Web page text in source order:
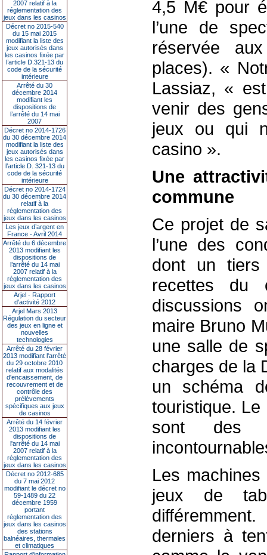
2007 relatif à la
réglementation des
jeux dans les casinos
Décret no 2015-540
du 15 mai 2015
modifiant la liste des
jeux autorisés dans
les casinos fixée par
l’article D.321-13 du
code de la sécurité
intérieure
Arrêté du 30
décembre 2014
modifiant les
dispositions de
l’arrêté du 14 mai
2007
Décret no 2014-1726
du 30 décembre 2014
modifiant la liste des
jeux autorisés dans
les casinos fixée par
l’article D. 321-13 du
code de la sécurité
intérieure
Décret no 2014-1724
du 30 décembre 2014
relatif à la
réglementation des
jeux dans les casinos
Les jeux d’argent en
France - Avril 2014
Arrêté du 6 décembre
2013 modifiant les
dispositions de
l’arrêté du 14 mai
2007 relatif à la
réglementation des
jeux dans les casinos
Arjel - Rapport
d'activité 2012
Arjel Mars 2013
Régulation du secteur
des jeux en ligne et
nouvelles
technologies
Arrêté du 28 février
2013 modifiant l'arrêté
du 29 octobre 2010
relatif aux modalités
d'encaissement, de
recouvrement et de
contrôle des
prélèvements
spécifiques aux jeux
de casinos
Arrêté du 14 février
2013 modifiant les
dispositions de
l'arrêté du 14 mai
2007 relatif à la
réglementation des
jeux dans les casinos
Décret no 2012-685
du 7 mai 2012
modifiant le décret no
59-1489 du 22
décembre 1959
portant
réglementation des
jeux dans les casinos
des stations
balnéaires, thermales
et climatiques
4,5 M€ pour
l’une de
réservée
places). «
Lassiaz, «
venir des
jeux ou qui
casino ».
Une
commune
Ce projet de
l’une des
dont un
recettes du
discussions
maire Bruno
une salle de
charges de la
un schéma
touristique.
sont des
Les
jeux de
derniers à